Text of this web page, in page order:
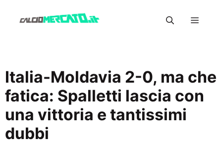
Menu
Italia-Moldavia 2-0, ma che
fatica: Spalletti lascia con
una vittoria e tantissimi
dubbi